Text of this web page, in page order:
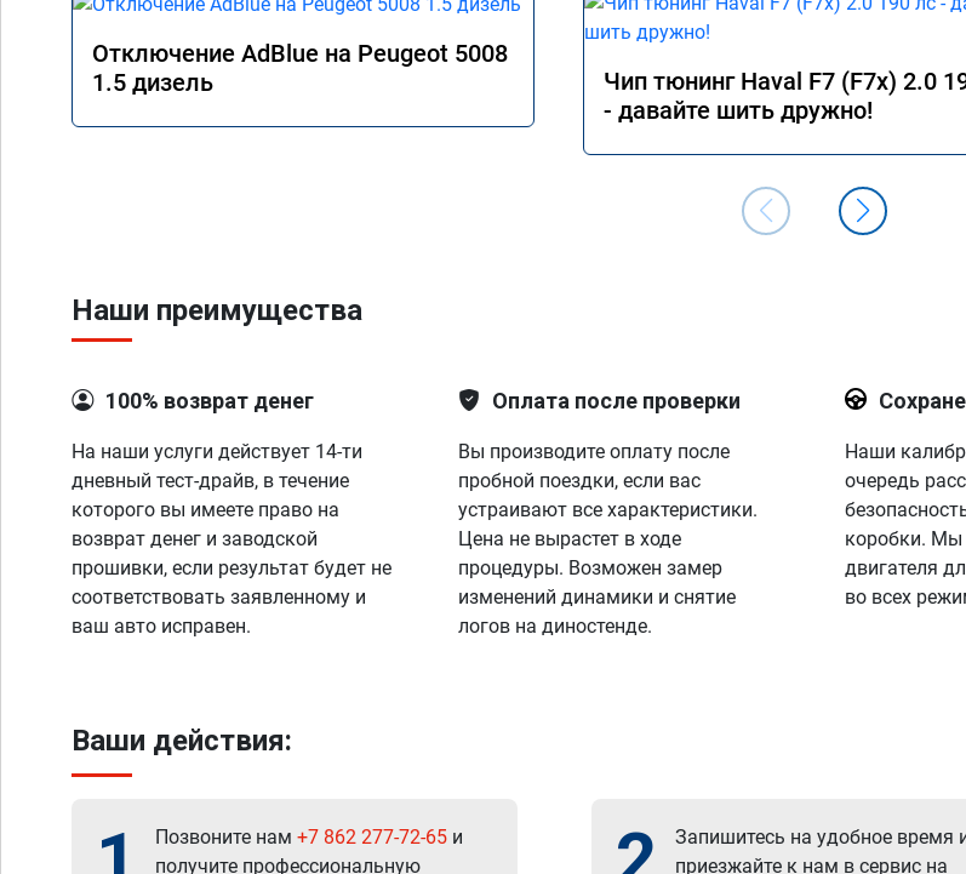
Отключение AdBlue на Peugeot 5008
1.5 дизель
Чип тюнинг Haval F7 (F7x) 2.0
- давайте шить дружно!
Наши преимущества
100% возврат денег
На наши услуги действует 14-ти
дневный тест-драйв, в течение
которого вы имеете право на
возврат денег и заводской
прошивки, если результат будет не
соответствовать заявленному и
ваш авто исправен.
Оплата после проверки
Вы производите оплату после
пробной поездки, если вас
устраивают все характеристики.
Цена не вырастет в ходе
процедуры. Возможен замер
изменений динамики и снятие
логов на диностенде.
Наши
очередь
коробки. Мы
двигателя
во всех
Ваши действия:
Позвоните нам +7 862 277-72-65 и
получите профессиональную
Запишитесь на удобное время
приезжайте к нам в сервис на